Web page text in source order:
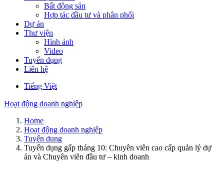
Bất động sản
Hợp tác đầu tư và phân phối
Dự án
Thư viện
Hình ảnh
Video
Tuyển dụng
Liên hệ
Tiếng Việt
Hoạt động doanh nghiệp
Home
Hoạt động doanh nghiệp
Tuyển dụng
Tuyển dụng gấp tháng 10: Chuyên viên cao cấp quản lý dự
án và Chuyên viên đầu tư – kinh doanh